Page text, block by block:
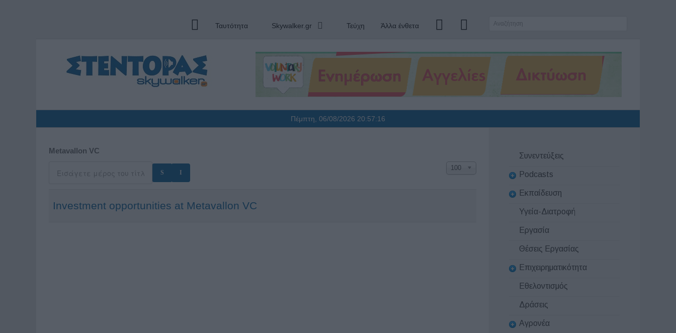
Ταυτότητα Skywalker.gr Τεύχη Άλλα ένθετα
Πέμπτη, 06/08/2026 20:57:17
Metavallon VC
100
Investment opportunities at Metavallon VC
Συνεντεύξεις
Podcasts
Εκπαίδευση
Υγεία-Διατροφή
Εργασία
Θέσεις Εργασίας
Επιχειρηματικότητα
Εθελοντισμός
Δράσεις
Αγρονέα